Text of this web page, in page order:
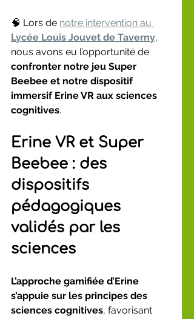
🧠 Lors de notre intervention au
Lycée Louis Jouvet de Taverny,
nous avons eu l’opportunité de
confronter notre jeu Super
Beebee et notre dispositif
immersif Erine VR aux sciences
cognitives.
Erine VR et Super
Beebee : des
dispositifs
pédagogiques
validés par les
sciences
L’approche gamifiée d’Erine
s’appuie sur les principes des
sciences cognitives, favorisant